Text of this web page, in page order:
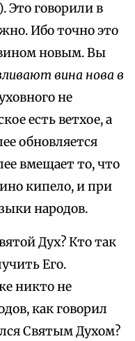
). Это говорили в
Ибо точно это
новым. Вы
вина нова в
не
есть ветхое, а
обновляется
вмещает то, что
кипело, и при
народов.
Дух? Кто так
Его.
никто не
как говорил
Святым Духом?